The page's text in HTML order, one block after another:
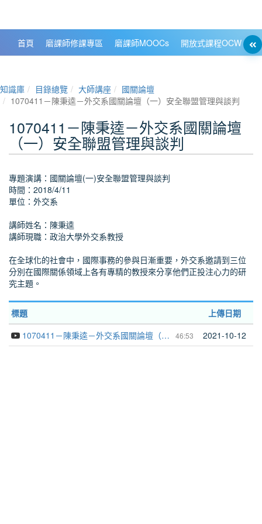
首頁 磨課師修課專區 磨課師MOOCs 開放式課程OCW
知識庫 目錄總覽 大師講座
國關論壇
1070411－陳秉逵－外交系國關論壇（一）安全聯盟管理與談判
1070411－陳秉逵－外交系國關論壇
（一）安全聯盟管理與談判
專題演講：國關論壇(一)安全聯盟管理與談判
時間：2018/4/11
單位：外交系
講師姓名：陳秉逵
講師現職：政治大學外交系教授
在全球化的社會中，國際事務的參與日漸重要，外交系邀請到三位
分別在國際關係領域上各有專精的教授來分享他們正投注心力的研
究主題。
標題 上傳日期
46:53
1070411－陳秉逵－外交系國關論壇（一）安全聯盟管理與談判 2021-10-12